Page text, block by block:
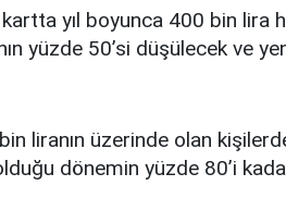
yıl boyunca 400 bin lira
yüzde 50’si düşülecek ve
liranın üzerinde olan
dönemin yüzde 80’i